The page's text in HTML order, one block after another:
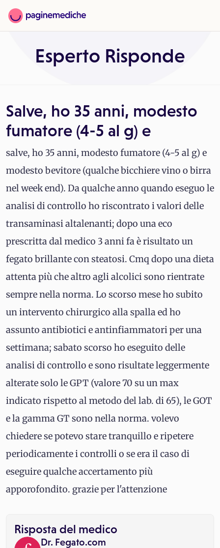
Esperto Risponde
Salve, ho 35 anni, modesto
fumatore (4-5 al g) e
salve, ho 35 anni, modesto fumatore (4-5 al g) e
modesto bevitore (qualche bicchiere vino o birra
nel week end). Da qualche anno quando eseguo le
analisi di controllo ho riscontrato i valori delle
transaminasi altalenanti; dopo una eco
prescritta dal medico 3 anni fa è risultato un
fegato brillante con steatosi. Cmq dopo una dieta
attenta più che altro agli alcolici sono rientrate
sempre nella norma. Lo scorso mese ho subito
un intervento chirurgico alla spalla ed ho
assunto antibiotici e antinfiammatori per una
settimana; sabato scorso ho eseguito delle
analisi di controllo e sono risultate leggermente
alterate solo le GPT (valore 70 su un max
indicato rispetto al metodo del lab. di 65), le GOT
e la gamma GT sono nella norma. volevo
chiedere se potevo stare tranquillo e ripetere
periodicamente i controlli o se era il caso di
eseguire qualche accertamento più
apporofondito. grazie per l'attenzione
Risposta del medico
Dr. Fegato.com